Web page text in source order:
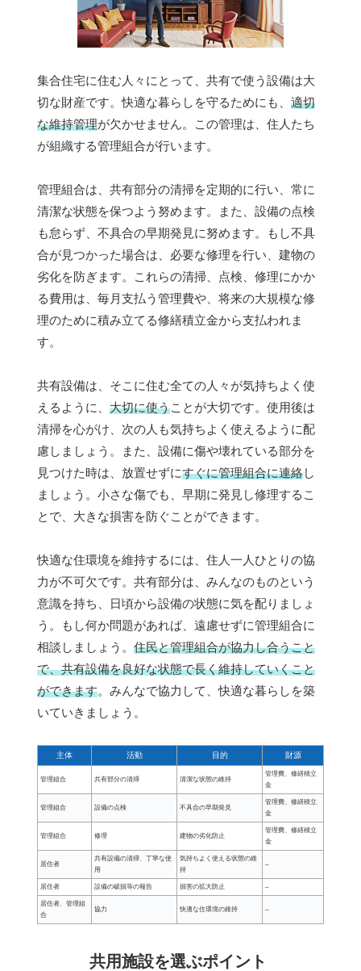
集合住宅に住む人々にとって、共有で使う設備は大
切な財産です。快適な暮らしを守るためにも、 適切
な維持管理が欠かせません。この管理は、住人たち
が組織する管理組合が行います。
管理組合は、共有部分の清掃を定期的に行い、常に
清潔な状態を保つよう努めます。また、設備の点検
も怠らず、不具合の早期発見に努めます。もし不具
合が見つかった場合は、必要な修理を行い、建物の
劣化を防ぎます。これらの清掃、点検、修理にかか
る費用は、毎月支払う管理費や、将来の大規模な修
理のために積み立てる修繕積立金から支払われま
す。
共有設備は、そこに住む全ての人々が気持ちよく使
えるように、 大切に使うことが大切です。使用後は
清掃を心がけ、次の人も気持ちよく使えるように配
慮しましょう。また、設備に傷や壊れている部分を
見つけた時は、放置せずにすぐに管理組合に連絡し
ましょう。小さな傷でも、早期に発見し修理するこ
とで、大きな損害を防ぐことができます。
快適な住環境を維持するには、住人一人ひとりの協
力が不可欠です。共有部分は、みんなのものという
意識を持ち、日頃から設備の状態に気を配りましょ
う。もし何か問題があれば、遠慮せずに管理組合に
相談しましょう。 住民と管理組合が協力し合うこと
で、共有設備を良好な状態で長く維持していくこと
ができます。みんなで協力して、快適な暮らしを築
いていきましょう。
主体 活動 目的 財源
管理組合 共有部分の清掃 清潔な状態の維持
管理費、修繕積立
金
管理組合 設備の点検 不具合の早期発見
管理費、修繕積立
金
管理組合 修理 建物の劣化防止
管理費、修繕積立
金
居住者
共有設備の清掃、丁寧な使
用
気持ちよく使える状態の維
持
–
居住者 設備の破損等の報告 損害の拡大防止 –
居住者、管理組
合
協力 快適な住環境の維持 –
共用施設を選ぶポイント